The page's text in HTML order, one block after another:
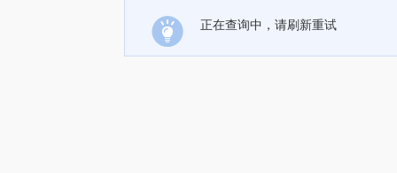
正在查询中，请刷新重试